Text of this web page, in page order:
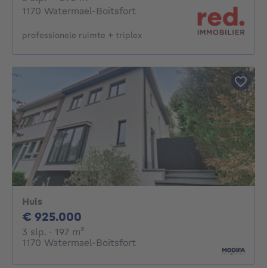
1170 Watermael-Boitsfort
professionele ruimte + triplex
Huis
€ 925.000
3 slp. 3 slaapkamers
· 197 m²
1170 Watermael-Boitsfort